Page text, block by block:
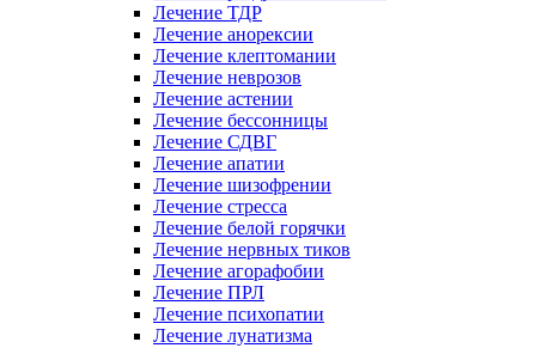
Лечение ТДР
Лечение анорексии
Лечение клептомании
Лечение неврозов
Лечение астении
Лечение бессонницы
Лечение СДВГ
Лечение апатии
Лечение шизофрении
Лечение стресса
Лечение белой горячки
Лечение нервных тиков
Лечение агорафобии
Лечение ПРЛ
Лечение психопатии
Лечение лунатизма